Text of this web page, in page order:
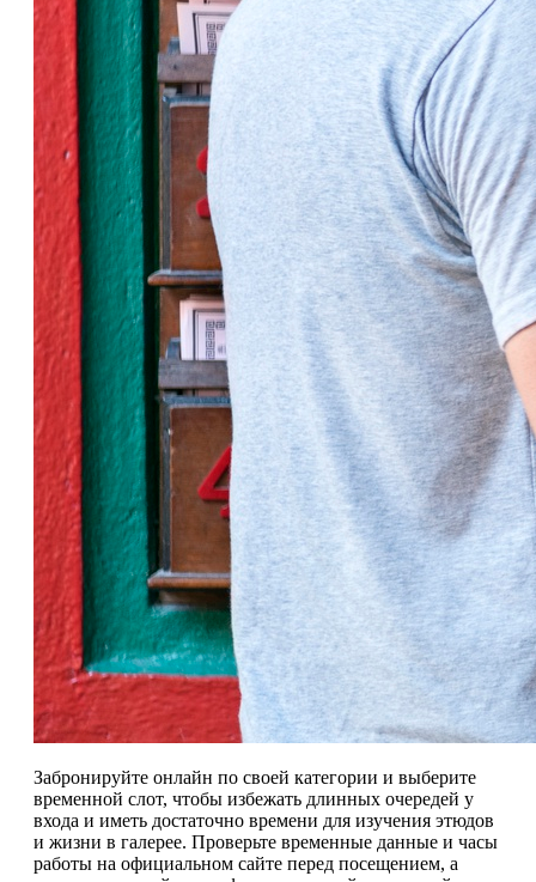
Забронируйте онлайн по своей категории и выберите
временной слот, чтобы избежать длинных очередей у
входа и иметь достаточно времени для изучения этюдов
и жизни в галерее. Проверьте временные данные и часы
работы на официальном сайте перед посещением, а